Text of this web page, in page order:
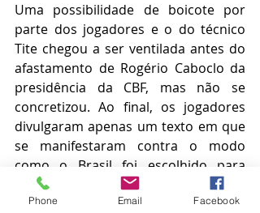
Uma possibilidade de boicote por
parte dos jogadores e o do técnico
Tite chegou a ser ventilada antes do
afastamento de Rogério Caboclo da
presidência da CBF, mas não se
concretizou. Ao final, os jogadores
divulgaram apenas um texto em que
se manifestaram contra o modo
como o Brasil foi escolhido para
sediar o evento.
POLÍTICA
Phone Email Facebook